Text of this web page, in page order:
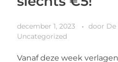
december 1, 2023 door De
Uncategorized
Vanaf deze week